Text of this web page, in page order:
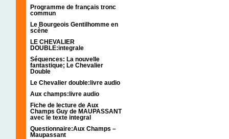
Programme de français tronc
commun
Le Bourgeois Gentilhomme en
scène
LE CHEVALIER
DOUBLE:integrale
Séquences: La nouvelle
fantastique; Le Chevalier
Double
Le Chevalier double:livre audio
Aux champs:livre audio
Fiche de lecture de Aux
Champs Guy de MAUPASSANT
avec le texte integral
Questionnaire:Aux Champs –
Maupassant